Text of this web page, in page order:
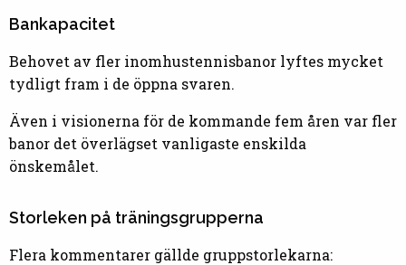
Bankapacitet
Behovet av fler inomhustennisbanor lyftes mycket
tydligt fram i de öppna svaren.
Även i visionerna för de kommande fem åren var fler
banor det överlägset vanligaste enskilda
önskemålet.
Storleken på träningsgrupperna
Flera kommentarer gällde gruppstorlekarna: